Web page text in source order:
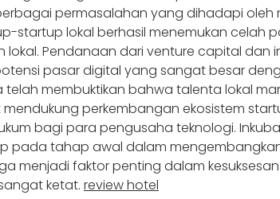
permasalahan yang dihadapi oleh
lokal berhasil menemukan celah
Pendanaan dari venture capital dan
pasar digital yang sangat besar
membuktikan bahwa talenta lokal
perkembangan ekosistem
bagi para pengusaha teknologi.
pada tahap awal dalam
menjadi faktor penting dalam
ketat. review hotel